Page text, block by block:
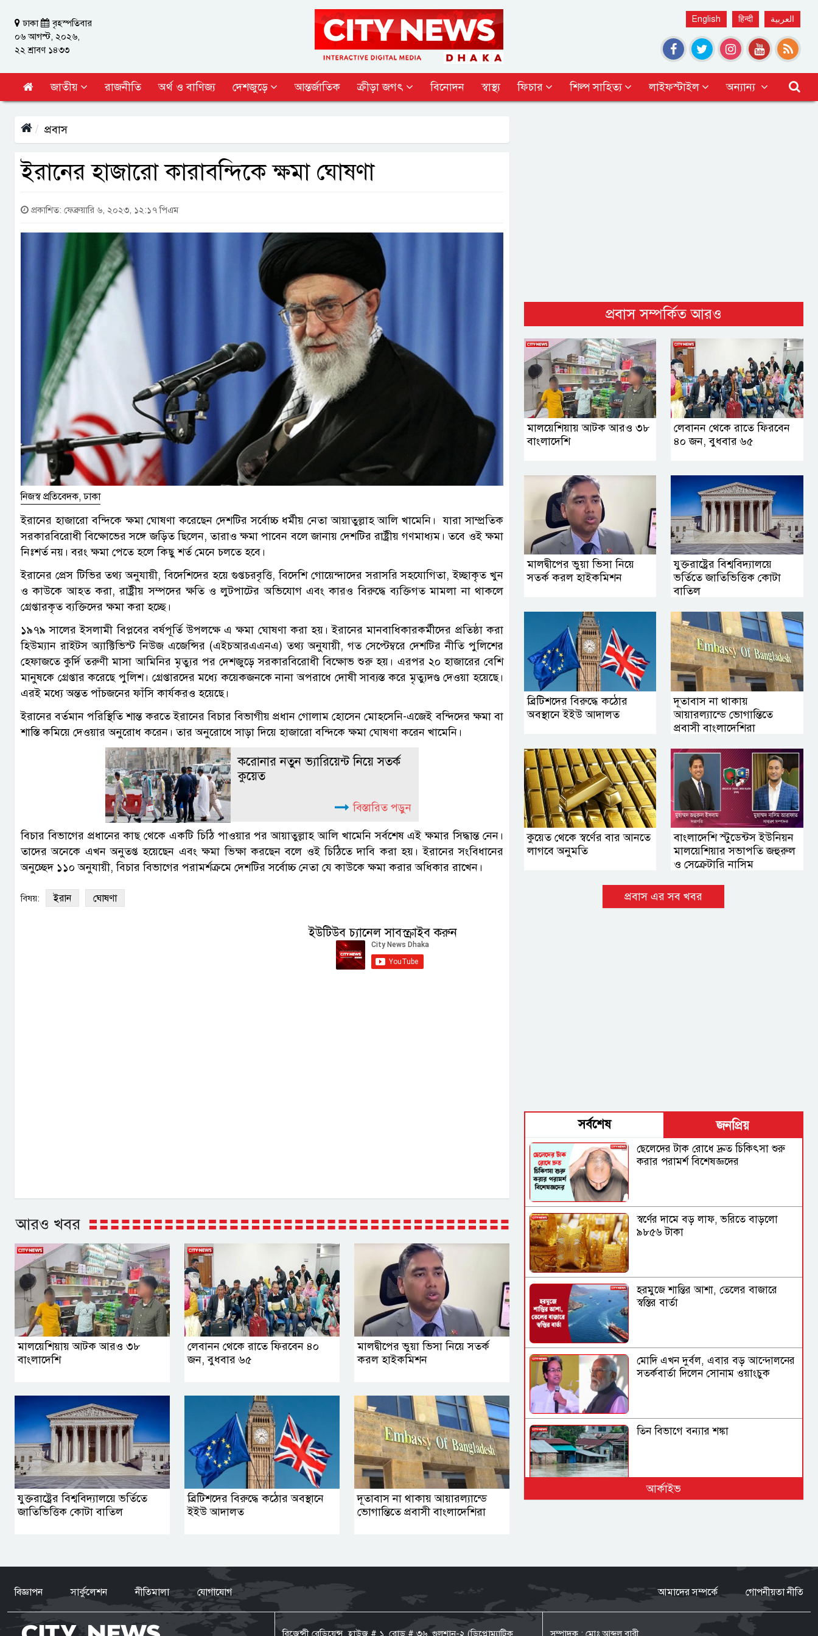
ঢাকা
বৃহস্পতিবার
০৬ আগস্ট, ২০২৬,
২২ শ্রাবণ ১৪৩৩
English हिन्दी العربية
জাতীয় রাজনীতি অর্থ ও বাণিজ্য দেশজুড়ে আন্তর্জাতিক ক্রীড়া জগৎ বিনোদন স্বাস্থ্য ফিচার শিল্প সাহিত্য লাইফস্টাইল অন্যান্য
প্রবাস
ইরানের হাজারো কারাবন্দিকে ক্ষমা ঘোষণা
প্রকাশিত: ফেব্রুয়ারি ৬, ২০২৩, ১২:১৭ পিএম
নিজস্ব প্রতিবেদক, ঢাকা
ইরানের হাজারো বন্দিকে ক্ষমা ঘোষণা করেছেন দেশটির সর্বোচ্চ ধর্মীয় নেতা আয়াতুল্লাহ আলি খামেনি। যারা সাম্প্রতিক
সরকারবিরোধী বিক্ষোভের সঙ্গে জড়িত ছিলেন, তারাও ক্ষমা পাবেন বলে জানায় দেশটির রাষ্ট্রীয় গণমাধ্যম। তবে ওই ক্ষমা
নিঃশর্ত নয়। বরং ক্ষমা পেতে হলে কিছু শর্ত মেনে চলতে হবে।
ইরানের প্রেস টিভির তথ্য অনুযায়ী, বিদেশিদের হয়ে গুপ্তচরবৃত্তি, বিদেশি গোয়েন্দাদের সরাসরি সহযোগিতা, ইচ্ছাকৃত খুন
ও কাউকে আহত করা, রাষ্ট্রীয় সম্পদের ক্ষতি ও লুটপাটের অভিযোগ এবং কারও বিরুদ্ধে ব্যক্তিগত মামলা না থাকলে
গ্রেপ্তারকৃত ব্যক্তিদের ক্ষমা করা হচ্ছে।
১৯৭৯ সালের ইসলামী বিপ্লবের বর্ষপূর্তি উপলক্ষে এ ক্ষমা ঘোষণা করা হয়। ইরানের মানবাধিকারকর্মীদের প্রতিষ্ঠা করা
হিউম্যান রাইটস অ্যাক্টিভিস্ট নিউজ এজেন্সির (এইচআরএএনএ) তথ্য অনুযায়ী, গত সেপ্টেম্বরে দেশটির নীতি পুলিশের
হেফাজতে কুর্দি তরুণী মাসা আমিনির মৃত্যুর পর দেশজুড়ে সরকারবিরোধী বিক্ষোভ শুরু হয়। এরপর ২০ হাজারের বেশি
মানুষকে গ্রেপ্তার করেছে পুলিশ। গ্রেপ্তারদের মধ্যে কয়েকজনকে নানা অপরাধে দোষী সাব্যস্ত করে মৃত্যুদণ্ড দেওয়া হয়েছে।
এরই মধ্যে অন্তত পাঁচজনের ফাঁসি কার্যকরও হয়েছে।
ইরানের বর্তমান পরিস্থিতি শান্ত করতে ইরানের বিচার বিভাগীয় প্রধান গোলাম হোসেন মোহসেনি-এজেই বন্দিদের ক্ষমা বা
শাস্তি কমিয়ে দেওয়ার অনুরোধ করেন। তার অনুরোধে সাড়া দিয়ে হাজারো বন্দিকে ক্ষমা ঘোষণা করেন খামেনি।
করোনার নতুন ভ্যারিয়েন্ট নিয়ে সতর্ক
কুয়েত
বিস্তারিত পড়ুন
বিচার বিভাগের প্রধানের কাছ থেকে একটি চিঠি পাওয়ার পর আয়াতুল্লাহ আলি খামেনি সর্বশেষ এই ক্ষমার সিদ্ধান্ত নেন।
তাদের অনেকে এখন অনুতপ্ত হয়েছেন এবং ক্ষমা ভিক্ষা করছেন বলে ওই চিঠিতে দাবি করা হয়। ইরানের সংবিধানের
অনুচ্ছেদ ১১০ অনুযায়ী, বিচার বিভাগের পরামর্শক্রমে দেশটির সর্বোচ্চ নেতা যে কাউকে ক্ষমা করার অধিকার রাখেন।
বিষয়: ইরান ঘোষণা
ইউটিউব চ্যানেল সাবস্ক্রাইব করুন
আরও খবর
মালয়েশিয়ায় আটক আরও ৩৮
বাংলাদেশি
লেবানন থেকে রাতে ফিরবেন ৪০
জন, বুধবার ৬৫
মালদ্বীপের ভুয়া ভিসা নিয়ে সতর্ক
করল হাইকমিশন
যুক্তরাষ্ট্রের বিশ্ববিদ্যালয়ে ভর্তিতে
জাতিভিত্তিক কোটা বাতিল
ব্রিটিশদের বিরুদ্ধে কঠোর অবস্থানে
ইইউ আদালত
দূতাবাস না থাকায় আয়ারল্যান্ডে
ভোগান্তিতে প্রবাসী বাংলাদেশিরা
প্রবাস সম্পর্কিত আরও
মালয়েশিয়ায় আটক আরও ৩৮
বাংলাদেশি
লেবানন থেকে রাতে ফিরবেন
৪০ জন, বুধবার ৬৫
মালদ্বীপের ভুয়া ভিসা নিয়ে
সতর্ক করল হাইকমিশন
যুক্তরাষ্ট্রের বিশ্ববিদ্যালয়ে
ভর্তিতে জাতিভিত্তিক কোটা
বাতিল
ব্রিটিশদের বিরুদ্ধে কঠোর
অবস্থানে ইইউ আদালত
দূতাবাস না থাকায়
আয়ারল্যান্ডে ভোগান্তিতে
প্রবাসী বাংলাদেশিরা
কুয়েত থেকে স্বর্ণের বার আনতে
লাগবে অনুমতি
বাংলাদেশি স্টুডেন্টস ইউনিয়ন
মালয়েশিয়ার সভাপতি জহুরুল
ও সেক্রেটারি নাসিম
প্রবাস এর সব খবর
সর্বশেষ জনপ্রিয়
ছেলেদের টাক রোধে দ্রুত চিকিৎসা শুরু
করার পরামর্শ বিশেষজ্ঞদের
স্বর্ণের দামে বড় লাফ, ভরিতে বাড়লো
৯৮৫৬ টাকা
হরমুজে শান্তির আশা, তেলের বাজারে
স্বস্তির বার্তা
মোদি এখন দুর্বল, এবার বড় আন্দোলনের
সতর্কবার্তা দিলেন সোনাম ওয়াংচুক
তিন বিভাগে বন্যার শঙ্কা
হামাসের গোপন কার্যক্রম তুরস্কে সরানোর
তেলের দাম
আর্কাইভ
বিজ্ঞাপন সার্কুলেশন নীতিমালা যোগাযোগ আমাদের সম্পর্কে গোপনীয়তা নীতি
রিজেন্সী রেডিয়েন্স, হাউজ # ১, রোড # ৩৬, গুলশান-২ (ডিপ্লোম্যাটিক সম্পাদক : মোঃ আব্দুল বারী